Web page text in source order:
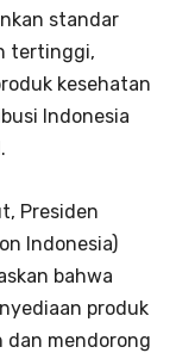
standar
tertinggi,
kesehatan
Indonesia
Presiden
Indonesia)
bahwa
produk
dan mendorong